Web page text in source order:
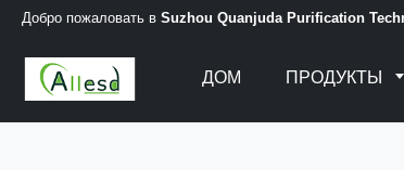
Добро пожаловать в Suzhou Quanjuda Purification
ДОМ ПРОДУКТЫ